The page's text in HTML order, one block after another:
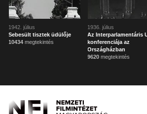
1942. július
Sebesült tisztek üdülője
10434 megtekintés
1936. július
Az Interparlamentáris
konferenciája az
Országházban
9620 megtekintés